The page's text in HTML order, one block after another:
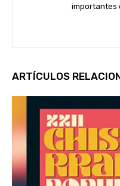
importantes
ARTÍCULOS